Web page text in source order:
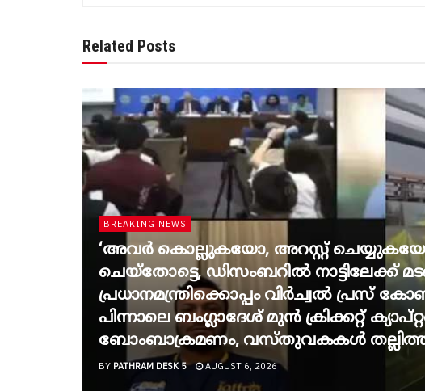
Related Posts
BREAKING NEWS
‘അവർ കൊല്ലുകയോ, അറസ്റ്റ്
ചെയ്തോട്ടെ, ഡിസംബറിൽ നാട്ടിലേക്ക്
പ്രധാനമന്ത്രിക്കൊപ്പം വിർച്വൽ പ്രസ്
പിന്നാലെ ബംഗ്ലാദേശ് മുൻ ക്രിക്കറ്റ്
ബോംബാക്രമണം, വസ്തുവകകൾ
BY PATHRAM DESK 5 AUGUST 6, 2026